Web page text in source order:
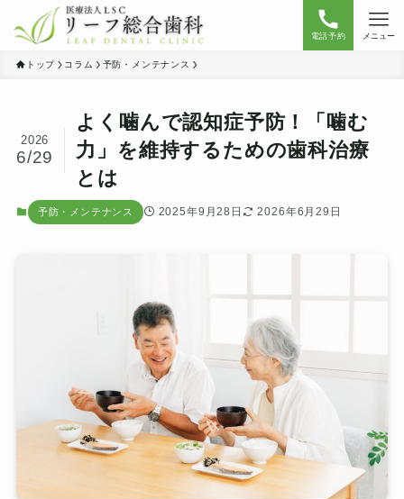
電話予約 メニュー
トップ コラム 予防・メンテナンス
よく噛んで認知症予防！「噛む
力」を維持するための歯科治療
とは
2026
6/29
予防・メンテナンス 2025年9月28日 2026年6月29日